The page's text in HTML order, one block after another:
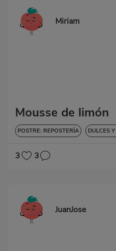
Miriam
Mousse de limón
POSTRE: REPOSTERÍA DULCES
3 3
JuanJose